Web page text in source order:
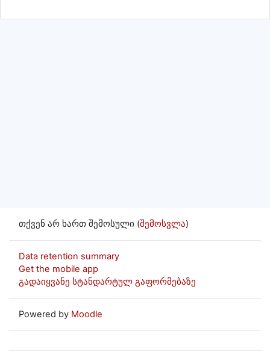
თქვენ არ ხართ შემოსული (შემოსვლა)
Data retention summary
Get the mobile app
გადაიყვანე სტანდარტულ გაფორმებაზე
Powered by Moodle